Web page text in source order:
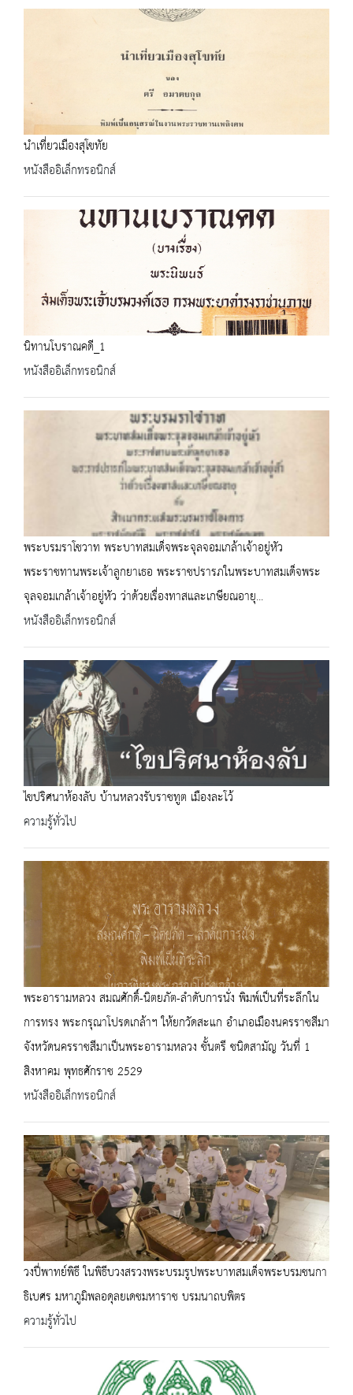
นำเที่ยวเมืองสุโขทัย
หนังสืออิเล็กทรอนิกส์
นิทานโบราณคดี_1
หนังสืออิเล็กทรอนิกส์
พระบรมราโชวาท พระบาทสมเด็จพระจุลจอมเกล้าเจ้าอยู่หัว
พระราชทานพระเจ้าลูกยาเธอ พระราชปรารภในพระบาทสมเด็จพระ
จุลจอมเกล้าเจ้าอยู่หัว ว่าด้วยเรื่องทาสและเกษียณอายุ...
หนังสืออิเล็กทรอนิกส์
ไขปริศนาห้องลับ บ้านหลวงรับราชทูต เมืองละโว้
ความรู้ทั่วไป
พระอารามหลวง สมณศักดิ์-นิตยภัต-ลำดับการนั่ง พิมพ์เป็นที่ระลึกใน
การทรง พระกรุณาโปรดเกล้าฯ ให้ยกวัดสะแก อำเภอเมืองนครราชสีมา
จังหวัดนครราชสีมาเป็นพระอารามหลวง ชั้นตรี ชนิดสามัญ วันที่ 1
สิงหาคม พุทธศักราช 2529
หนังสืออิเล็กทรอนิกส์
วงปี่พาทย์พิธี ในพิธีบวงสรวงพระบรมรูปพระบาทสมเด็จพระบรมชนกา
ธิเบศร มหาภูมิพลอดุลยเดชมหาราช บรมนาถบพิตร
ความรู้ทั่วไป